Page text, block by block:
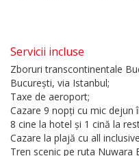
Servicii incluse
Zboruri transcontinentale
București, via Istanbul;
Taxe de aeroport;
Cazare 9 nopți cu mic dejun
8 cine la hotel și 1 cină la
Cazare la plajă cu all
Tren scenic pe ruta Nuwara